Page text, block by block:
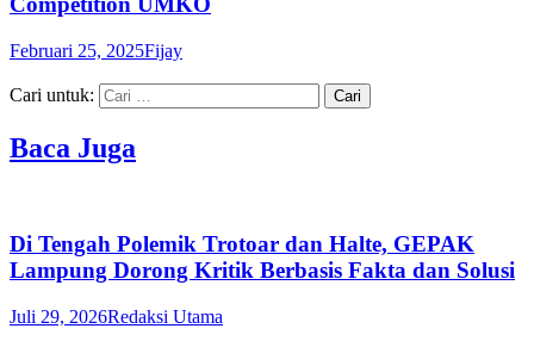
Februari 25, 2025Fijay
Cari untuk:
Baca Juga
Di Tengah Polemik Trotoar dan Halte, GEPAK
Lampung Dorong Kritik Berbasis Fakta dan Solusi
Juli 29, 2026Redaksi Utama